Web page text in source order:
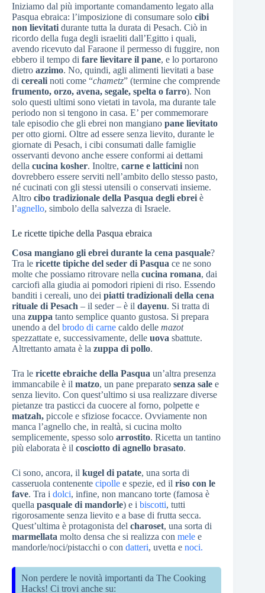
Iniziamo dal più importante comandamento legato alla
Pasqua ebraica: l’imposizione di consumare solo cibi
non lievitati durante tutta la durata di Pesach. Ciò in
ricordo della fuga degli israeliti dall’Egitto i quali,
avendo ricevuto dal Faraone il permesso di fuggire, non
ebbero il tempo di fare lievitare il pane, e lo portarono
dietro azzimo. No, quindi, agli alimenti lievitati a base
di cereali noti come “chametz” (termine che comprende
frumento, orzo, avena, segale, spelta o farro). Non
solo questi ultimi sono vietati in tavola, ma durante tale
periodo non si tengono in casa. E’ per commemorare
tale episodio che gli ebrei non mangiano pane lievitato
per otto giorni. Oltre ad essere senza lievito, durante le
giornate di Pesach, i cibi consumati dalle famiglie
osservanti devono anche essere conformi ai dettami
della cucina kosher. Inoltre, carne e latticini non
dovrebbero essere serviti nell’ambito dello stesso pasto,
né cucinati con gli stessi utensili o conservati insieme.
Altro cibo tradizionale della Pasqua degli ebrei è
l’agnello, simbolo della salvezza di Israele.
Le ricette tipiche della Pasqua ebraica
Cosa mangiano gli ebrei durante la cena pasquale?
Tra le ricette tipiche del seder di Pasqua ce ne sono
molte che possiamo ritrovare nella cucina romana, dai
carciofi alla giudia ai pomodori ripieni di riso. Essendo
banditi i cereali, uno dei piatti tradizionali della cena
rituale di Pesach – il seder – è il dayenu. Si tratta di
una zuppa tanto semplice quanto gustosa. Si prepara
unendo a del brodo di carne caldo delle mazot
spezzattate e, successivamente, delle uova sbattute.
Altrettanto amata è la zuppa di pollo.
Tra le ricette ebraiche della Pasqua un’altra presenza
immancabile è il matzo, un pane preparato senza sale e
senza lievito. Con quest’ultimo si usa realizzare diverse
pietanze tra pasticci da cuocere al forno, polpette e
matzah, piccole e sfiziose focacce. Ovviamente non
manca l’agnello che, in realtà, si cucina molto
semplicemente, spesso solo arrostito. Ricetta un tantino
più elaborata è il cosciotto di agnello brasato.
Ci sono, ancora, il kugel di patate, una sorta di
casseruola contenente cipolle e spezie, ed il riso con le
fave. Tra i dolci, infine, non mancano torte (famosa è
quella pasquale di mandorle) e i biscotti, tutti
rigorosamente senza lievito e a base di frutta secca.
Quest’ultima è protagonista del charoset, una sorta di
marmellata molto densa che si realizza con mele e
mandorle/noci/pistacchi o con datteri, uvetta e noci.
Non perdere le novità importanti da The Cooking
Hacks! Ci trovi anche su: